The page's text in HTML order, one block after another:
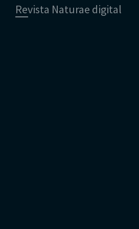
Répteis
Mamíferos
Moluscos
Revista Naturae digital